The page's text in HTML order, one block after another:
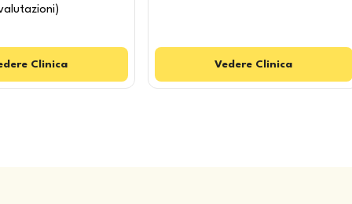
)
Clinica Vedere Clinica